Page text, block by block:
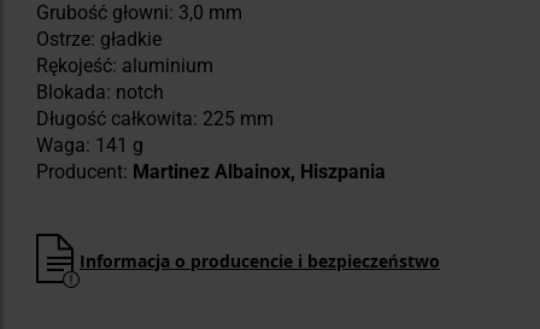
Grubość głowni: 3,0 mm
Ostrze: gładkie
Rękojeść: aluminium
Blokada: notch
Długość całkowita: 225 mm
Waga: 141 g
Producent: Martinez Albainox, Hiszpania
Informacja o producencie i bezpieczeństwo